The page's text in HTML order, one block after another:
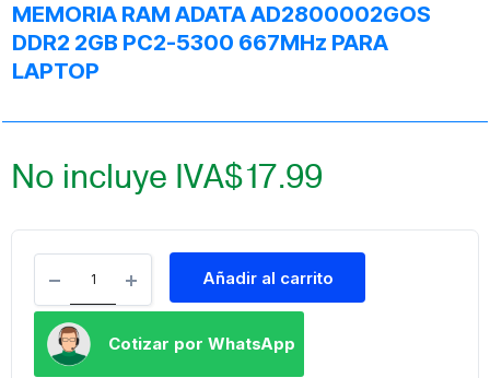
MEMORIA RAM ADATA AD2800002GOS
DDR2 2GB PC2-5300 667MHz PARA
LAPTOP
$17.99
No incluye IVA
Añadir al carrito
Cotizar por WhatsApp